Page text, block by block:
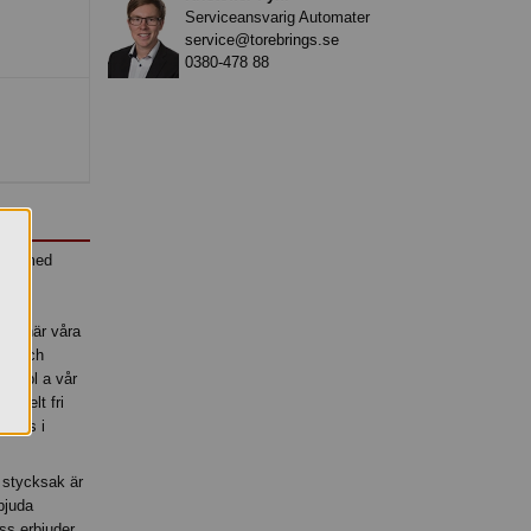
med
är här våra
och
bl a vår
helt fri
i
stycksak är
Serviceansvarig Automater
service@torebrings.se
0380-478 88